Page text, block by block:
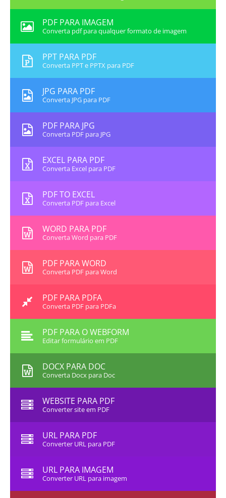
PDF PARA IMAGEM
Converta pdf para qualquer formato de imagem
PPT PARA PDF
Converta PPT e PPTX para PDF
JPG PARA PDF
Converta JPG para PDF
PDF PARA JPG
Converta PDF para JPG
EXCEL PARA PDF
Converta Excel para PDF
PDF TO EXCEL
Converta PDF para Excel
WORD PARA PDF
Converta Word para PDF
PDF PARA WORD
Converta PDF para Word
PDF PARA PDFA
Converta PDF para PDFa
PDF PARA O WEBFORM
Editar formulário em PDF
DOCX PARA DOC
Converta Docx para Doc
WEBSITE PARA PDF
Converter site em PDF
URL PARA PDF
Converter URL para PDF
URL PARA IMAGEM
Converter URL para imagem